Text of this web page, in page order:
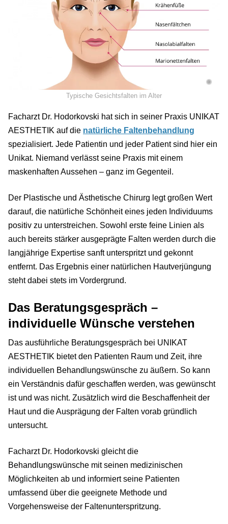
©
Typische Gesichtsfalten im Alter
Facharzt Dr. Hodorkovski hat sich in seiner Praxis UNIKAT
AESTHETIK auf die natürliche Faltenbehandlung
spezialisiert. Jede Patientin und jeder Patient sind hier ein
Unikat. Niemand verlässt seine Praxis mit einem
maskenhaften Aussehen – ganz im Gegenteil.
Der Plastische und Ästhetische Chirurg legt großen Wert
darauf, die natürliche Schönheit eines jeden Individuums
positiv zu unterstreichen. Sowohl erste feine Linien als
auch bereits stärker ausgeprägte Falten werden durch die
langjährige Expertise sanft unterspritzt und gekonnt
entfernt. Das Ergebnis einer natürlichen Hautverjüngung
steht dabei stets im Vordergrund.
Das Beratungsgespräch –
individuelle Wünsche verstehen
Das ausführliche Beratungsgespräch bei UNIKAT
AESTHETIK bietet den Patienten Raum und Zeit, ihre
individuellen Behandlungswünsche zu äußern. So kann
ein Verständnis dafür geschaffen werden, was gewünscht
ist und was nicht. Zusätzlich wird die Beschaffenheit der
Haut und die Ausprägung der Falten vorab gründlich
untersucht.
Facharzt Dr. Hodorkovski gleicht die
Behandlungswünsche mit seinen medizinischen
Möglichkeiten ab und informiert seine Patienten
umfassend über die geeignete Methode und
Vorgehensweise der Faltenunterspritzung.